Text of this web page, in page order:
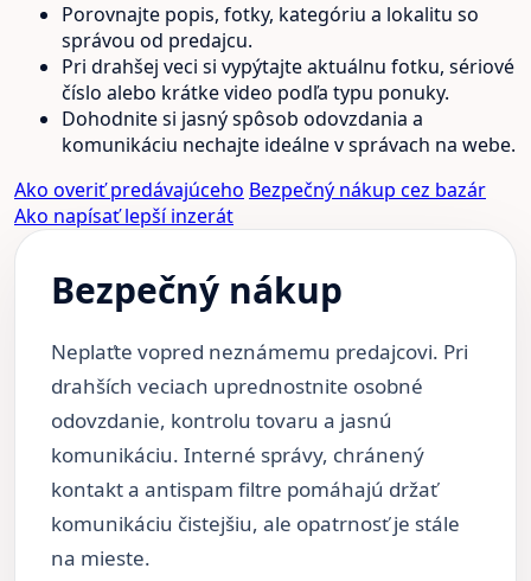
Porovnajte popis, fotky, kategóriu a lokalitu so
správou od predajcu.
Pri drahšej veci si vypýtajte aktuálnu fotku, sériové
číslo alebo krátke video podľa typu ponuky.
Dohodnite si jasný spôsob odovzdania a
komunikáciu nechajte ideálne v správach na webe.
Ako overiť predávajúceho Bezpečný nákup cez bazár
Ako napísať lepší inzerát
Bezpečný nákup
Neplaťte vopred neznámemu predajcovi. Pri
drahších veciach uprednostnite osobné
odovzdanie, kontrolu tovaru a jasnú
komunikáciu. Interné správy, chránený
kontakt a antispam filtre pomáhajú držať
komunikáciu čistejšiu, ale opatrnosť je stále
na mieste.